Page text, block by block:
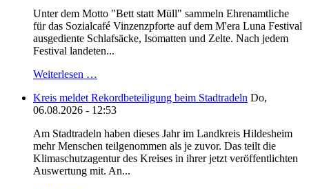
Unter dem Motto "Bett statt Müll" sammeln Ehrenamtliche
für das Sozialcafé Vinzenzpforte auf dem M'era Luna Festival
ausgediente Schlafsäcke, Isomatten und Zelte. Nach jedem
Festival landeten...
Weiterlesen …
Kreis meldet Rekordbeteiligung beim Stadtradeln Do,
06.08.2026 - 12:53
Am Stadtradeln haben dieses Jahr im Landkreis Hildesheim
mehr Menschen teilgenommen als je zuvor. Das teilt die
Klimaschutzagentur des Kreises in ihrer jetzt veröffentlichten
Auswertung mit. An...